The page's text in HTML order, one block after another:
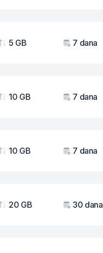
Podaci
5 GB
Važenje
7 dana
Podaci
10 GB
Važenje
7 dana
Podaci
10 GB
Važenje
7 dana
Podaci
20 GB
Važenje
30 dana